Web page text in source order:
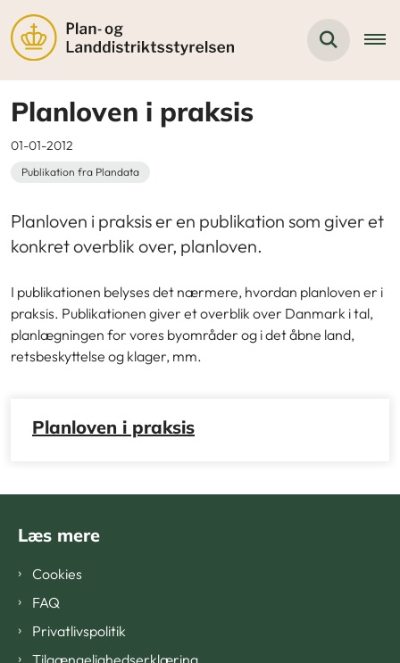
Planloven i praksis
01-01-2012
Publikation fra Plandata
Planloven i praksis er en publikation som giver et
konkret overblik over, planloven.
I publikationen belyses det nærmere, hvordan planloven er i
praksis. Publikationen giver et overblik over Danmark i tal,
planlægningen for vores byområder og i det åbne land,
retsbeskyttelse og klager, mm.
Planloven i praksis
Læs mere
Cookies
FAQ
Privatlivspolitik
Tilgængelighedserklæring